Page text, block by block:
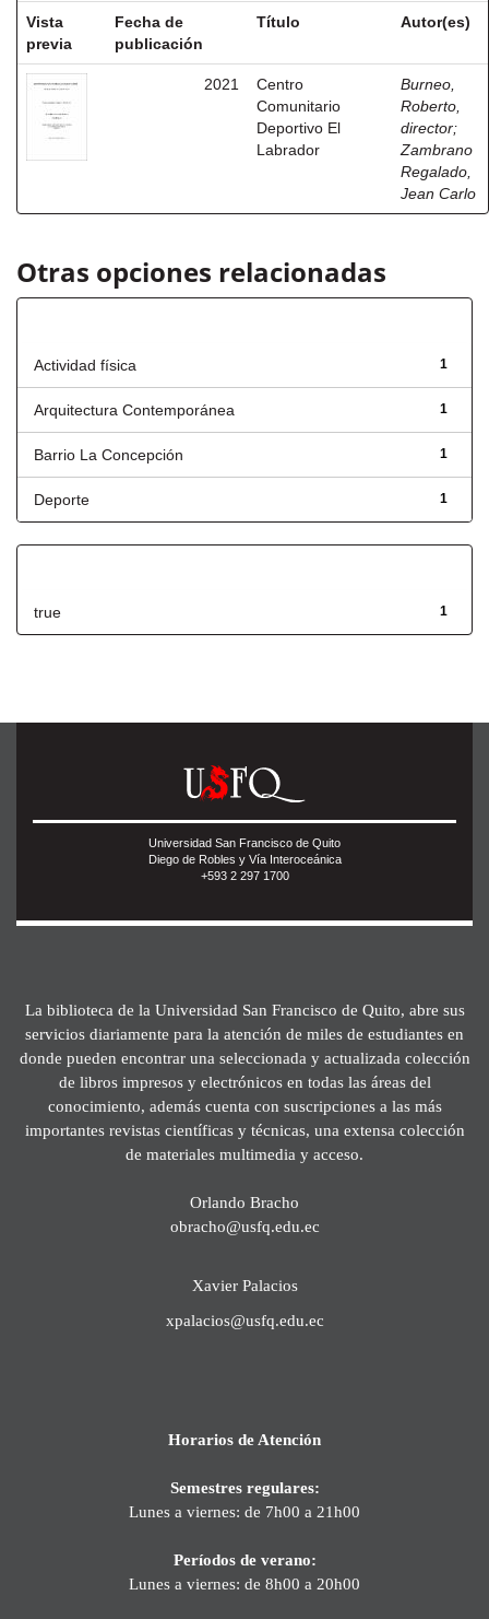
Vista
previa
Fecha de
publicación
Título Autor(es)
2021
Centro
Comunitario
Deportivo El
Labrador
Burneo,
Roberto,
director;
Zambrano
Regalado,
Jean Carlo
Otras opciones relacionadas
1
Actividad física
1
Arquitectura Contemporánea
1
Barrio La Concepción
1
Deporte
1
true
Universidad San Francisco de Quito
Diego de Robles y Vía Interoceánica
+593 2 297 1700
La biblioteca de la Universidad San Francisco de Quito, abre sus
servicios diariamente para la atención de miles de estudiantes en
donde pueden encontrar una seleccionada y actualizada colección
de libros impresos y electrónicos en todas las áreas del
conocimiento, además cuenta con suscripciones a las más
importantes revistas científicas y técnicas, una extensa colección
de materiales multimedia y acceso.
Orlando Bracho
obracho@usfq.edu.ec
Xavier Palacios
xpalacios@usfq.edu.ec
Horarios de Atención
Semestres regulares:
Lunes a viernes: de 7h00 a 21h00
Períodos de verano:
Lunes a viernes: de 8h00 a 20h00